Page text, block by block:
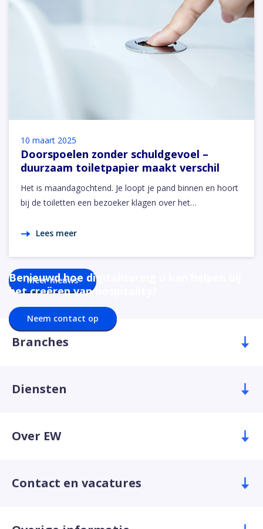
10 maart 2025
Doorspoelen zonder schuldgevoel –
duurzaam toiletpapier maakt verschil
Het is maandagochtend. Je loopt je pand binnen en hoort
bij de toiletten een bezoeker klagen over het…
Lees meer
Meer nieuws
Benieuwd hoe digitalisering u kan helpen bij
het creëren van hospitality?
Neem contact op
Branches
Diensten
Over EW
Contact en vacatures